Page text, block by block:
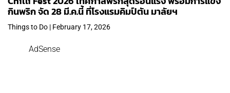
กินพริก จัด 28 มี.ค.นี้ ที่โรงแรมคิมป์ตัน มาลัยฯ
Things to Do | February 17, 2026
AdSense